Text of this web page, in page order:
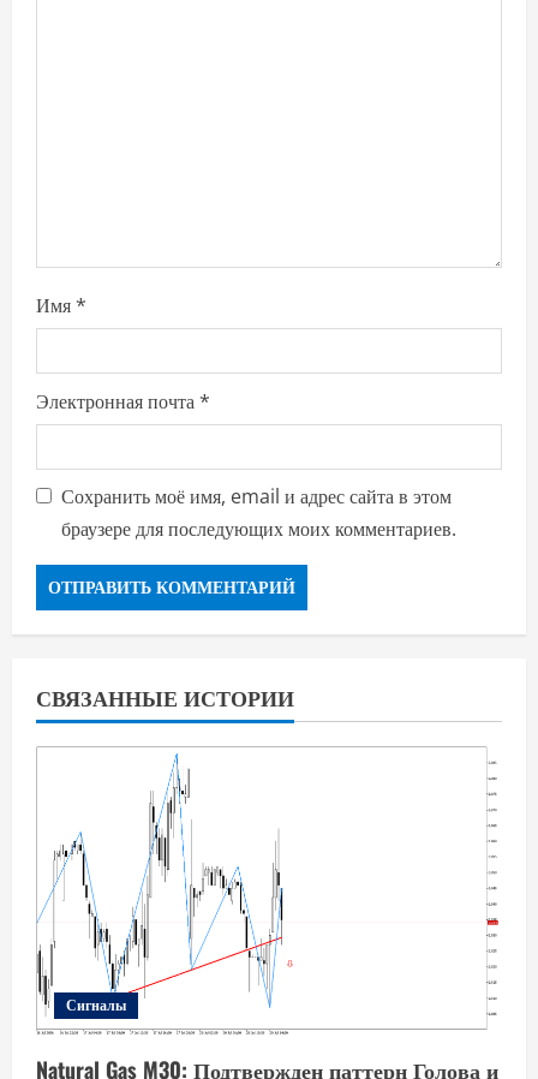
с
я
м
Имя*
Электронная почта*
Сохранить моё имя, email и адрес сайта в этом
браузере для последующих моих комментариев.
СВЯЗАННЫЕ ИСТОРИИ
Сигналы
Natural Gas M30: Подтвержден паттерн Голова и